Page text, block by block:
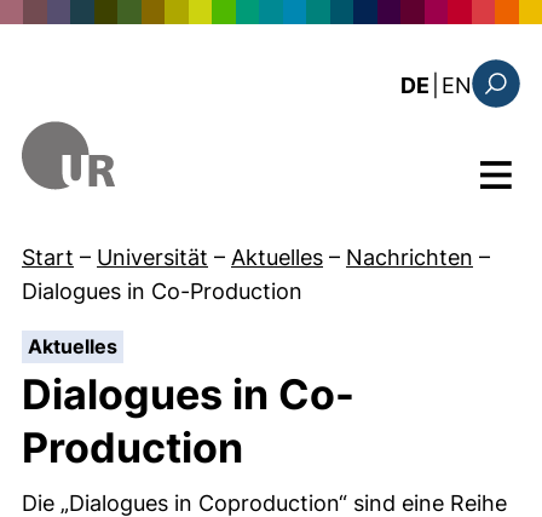
DE EN: this
Menü
Start – Universität – Aktuelles – Nachrichten –
Dialogues in Co-Production
Aktuelles:
Dialogues in Co-
Production
Die „Dialogues in Coproduction“ sind eine Reihe